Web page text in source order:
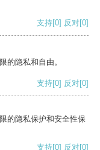
支持[0] 反对[0]
的隐私和自由。
支持[0] 反对[0]
的隐私保护和安全性保
支持[0] 反对[0]